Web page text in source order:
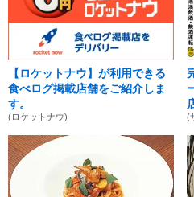
【ロケットナウ】が利用できる
食べログ掲載店舗をご紹介しま
す。
(ロケットナウ) (